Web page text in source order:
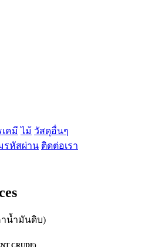
เคมี ไม้ วัสดุอื่นๆ
รหัสผ่าน ติดต่อเรา
าน้ำมันดิบ)
CRUDE)